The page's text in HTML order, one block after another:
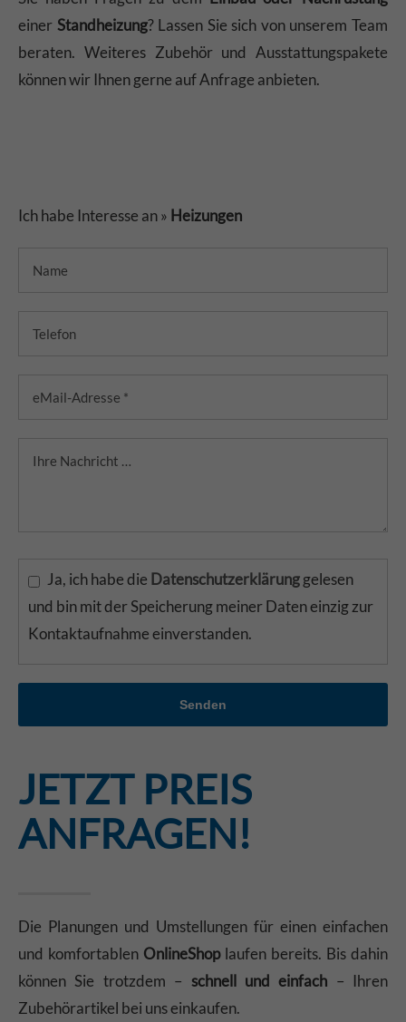
einer Standheizung? Lassen Sie sich von unserem Team
beraten. Weiteres Zubehör und Ausstattungspakete
können wir Ihnen gerne auf Anfrage anbieten.
Ich habe Interesse an » Heizungen
Ja, ich habe die Datenschutzerklärunggelesen
und bin mit der Speicherung meiner Daten einzig zur
Kontaktaufnahme einverstanden.
Senden
JETZT PREIS
ANFRAGEN!
Die Planungen und Umstellungen für einen einfachen
und komfortablen OnlineShoplaufen bereits. Bis dahin
können Sie trotzdem – schnell und einfach – Ihren
Zubehörartikel bei uns einkaufen.